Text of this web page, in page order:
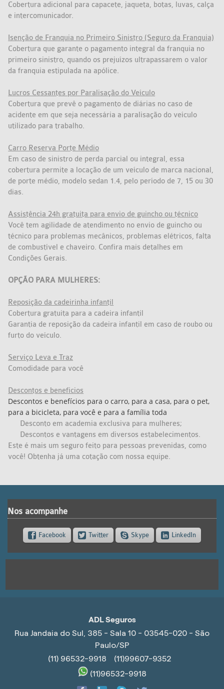
Cobertura adicional para capacete, jaqueta, botas, luvas, calça
e intercomunicador.
Isenção de Franquia no Primeiro Sinistro (Seguro da Franquia)
Cobertura que garante o pagamento integral da franquia no
primeiro sinistro, quando os prejuízos ultrapassarem o valor
da franquia estipulada na apólice.
Lucros Cessantes por Paralisação do Veículo
Cobertura que prevê o pagamento de diárias no caso de
acidente em que seja necessária a paralisação do veículo
utilizado para trabalho.
Carro Reserva Porte Médio
Em caso de sinistro de perda parcial ou integral, essa
cobertura permite a locação de um veículo de marca nacional,
de porte médio, modelo sedan 1.4, pelo período de 7, 15 ou 30
dias.
Assistência 24h gratuita para envio de guincho ou técnico
Você tem agilidade de atendimento no envio de guincho ou
técnico para problemas mecânicos, problemas elétricos, falta
de combustível e chaveiro. Confira mais detalhes em
Condições Gerais.
OPÇÃO PARA MULHERES:
Reposição da cadeirinha infantil
Cobertura gratuita para a cadeira infantil
Garantia de reposição da cadeira infantil em caso de roubo ou
furto do veículo.
Serviço Leva e Traz
Comodidade para você
Descontos e benefícios
Descontos e benefícios para o carro, para a casa, para o pet,
para a bicicleta, para você e para a família toda
Desconto em academia exclusiva para mulheres;
Descontos e vantagens em diversos estabelecimentos.
Este é mais um seguro feito para pessoas prevenidas, como
você! Obtenha já uma cotação com nossa equipe.
Nos acompanhe
Facebook Twitter Skype LinkedIn
ADL Seguros
Rua Jandaia do Sul, 385 - Sala 10 - 03545-020 - São
Paulo/SP
(11) 96532-9918
(11)99607-9352
(11)96532-9918